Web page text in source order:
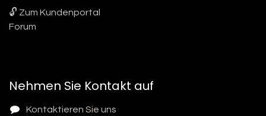
🔓 Zum Kundenportal
Forum
Nehmen Sie Kontakt auf
Kontaktieren Sie uns